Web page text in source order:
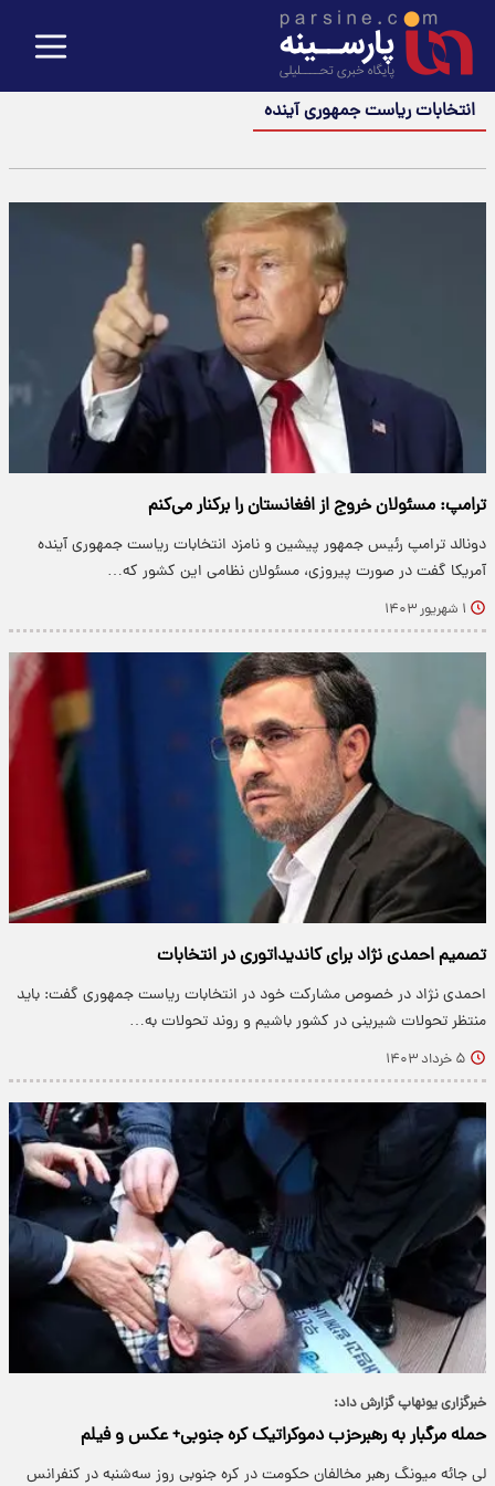
انتخابات ریاست جمهوری آینده
ترامپ: مسئولان خروج از افغانستان را برکنار می‌کنم
دونالد ترامپ رئیس جمهور پیشین و نامزد انتخابات ریاست جمهوری آینده
آمریکا گفت در صورت پیروزی، مسئولان نظامی این کشور که…
۱ شهریور ۱۴۰۳
تصمیم احمدی نژاد برای کاندیداتوری در انتخابات
احمدی نژاد در خصوص مشارکت خود در انتخابات ریاست جمهوری گفت: باید
منتظر تحولات شیرینی در کشور باشیم و روند تحولات به…
۵ خرداد ۱۴۰۳
خبرگزاری یونهاپ گزارش داد:
حمله مرگبار به رهبرحزب دموکراتیک کره جنوبی+ عکس و فیلم
لی جائه میونگ رهبر مخالفان حکومت در کره جنوبی روز سه‌شنبه در کنفرانس